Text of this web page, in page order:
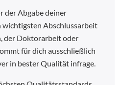
der Abgabe deiner
Abschlussarbeit
der Doktorarbeit oder
für dich ausschließlich
in bester Qualität infrage.